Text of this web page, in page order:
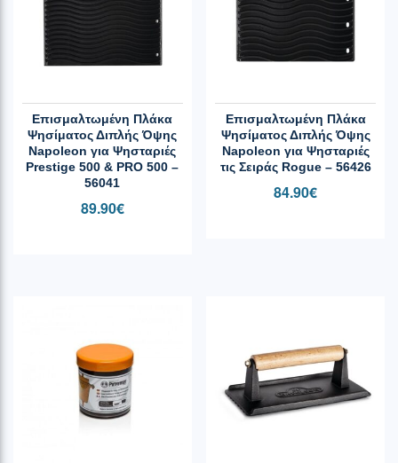
Επισμαλτωμένη Πλάκα
Ψησίματος Διπλής Όψης
Napoleon για Ψησταριές
Prestige 500 & PRO 500 –
56041
89.90€
Επισμαλτωμένη Πλάκα
Ψησίματος Διπλής Όψης
Napoleon για Ψησταριές
τις Σειράς Rogue – 56426
84.90€